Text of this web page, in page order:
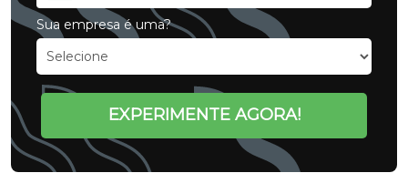
Sua empresa é uma?
EXPERIMENTE AGORA!